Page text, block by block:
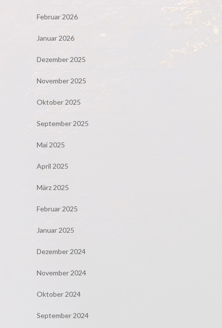
Februar 2026
Januar 2026
Dezember 2025
November 2025
Oktober 2025
September 2025
Mai 2025
April 2025
März 2025
Februar 2025
Januar 2025
Dezember 2024
November 2024
Oktober 2024
September 2024